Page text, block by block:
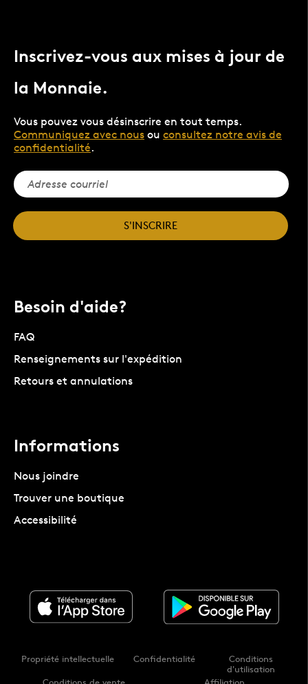
Inscrivez-vous aux mises à jour de
la Monnaie.
Vous pouvez vous désinscrire en tout temps.
Communiquez avec nous ou consultez notre avis de
confidentialité.
S'INSCRIRE
Besoin d'aide?
FAQ
Renseignements sur l'expédition
Retours et annulations
Informations
Nous joindre
Trouver une boutique
Accessibilité
Propriété intellectuelle Confidentialité
Conditions
d'utilisation